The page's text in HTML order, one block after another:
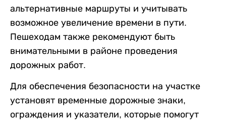
альтернативные маршруты и учитывать
возможное увеличение времени в пути.
Пешеходам также рекомендуют быть
внимательными в районе проведения
дорожных работ.
Для обеспечения безопасности на участке
установят временные дорожные знаки,
ограждения и указатели, которые помогут